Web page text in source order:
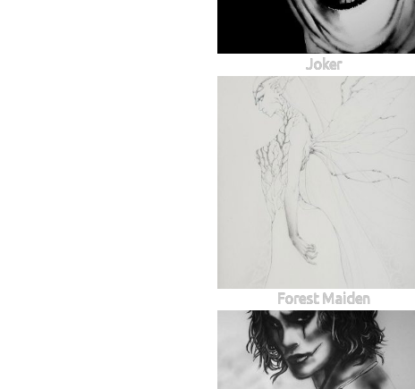
Joker
Forest Maiden